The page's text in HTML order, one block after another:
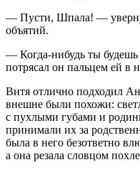
— Пусти, Шпала! —
объятий.
— Когда-нибудь ты
потрясал он пальцем ей в
Витя отлично подходил
внешне были похожи:
с пухлыми губами и
принимали их за
была в него безответно
а она резала словцом